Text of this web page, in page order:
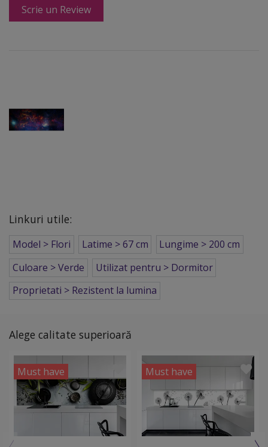
Scrie un Review
Linkuri utile:
Model > Flori Latime > 67 cm
Lungime > 200 cm
Culoare > Verde
Utilizat pentru > Dormitor
Proprietati > Rezistent la lumina
Alege calitate superioară
Must have Must have